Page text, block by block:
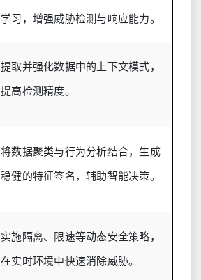
学习，增强威胁检测与响应能力。
提取并强化数据中的上下文模式，
提高检测精度。
将数据聚类与行为分析结合，生成
稳健的特征签名，辅助智能决策。
实施隔离、限速等动态安全策略，
在实时环境中快速消除威胁。